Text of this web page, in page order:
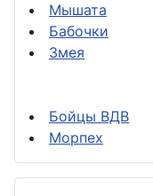
Мышата
Бабочки
Змея
Бойцы ВДВ
Морпех